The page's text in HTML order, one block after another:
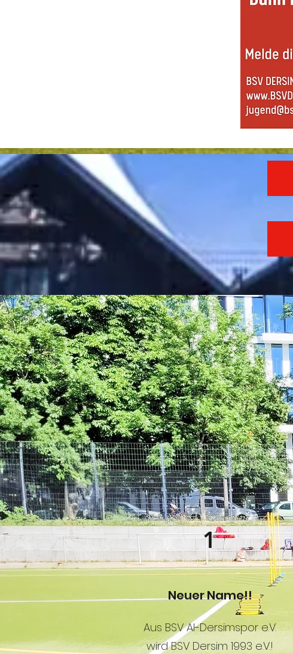
1
Neuer Name!!
Aus BSV Al-Dersimspor e.V.
wird BSV Dersim 1993 e.V.!